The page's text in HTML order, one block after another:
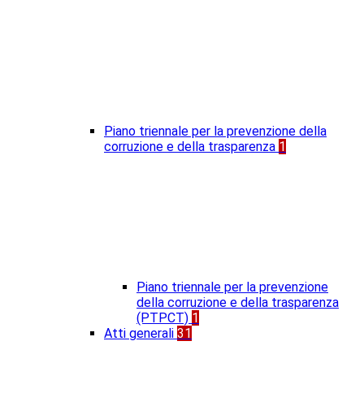
Piano triennale per la prevenzione della
corruzione e della trasparenza 1
Piano triennale per la prevenzione
della corruzione e della trasparenza
(PTPCT) 1
Atti generali 31